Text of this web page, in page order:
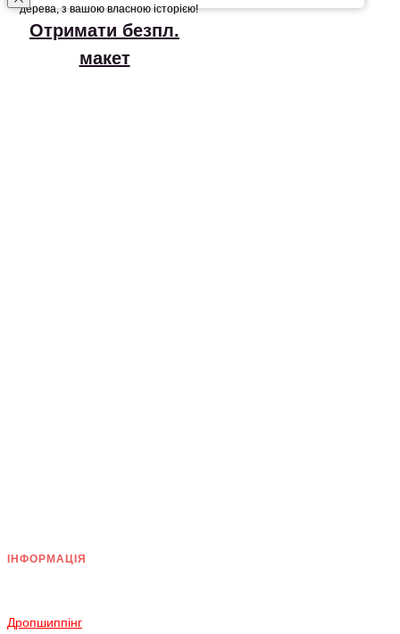
дерева, з вашою власною історією!
Отримати безпл.
макет
ІНФОРМАЦІЯ
Дропшиппінг